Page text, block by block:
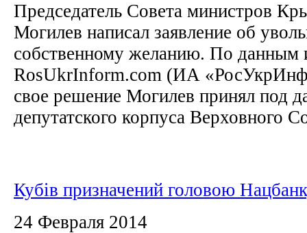
Председатель Совета министров
Могилев написал заявление об
собственному желанию. По данным
RosUkrInform.com (ИА
свое решение Могилев принял под
депутатского корпуса Верховного
Кубів призначений головою
24 Февраля 2014